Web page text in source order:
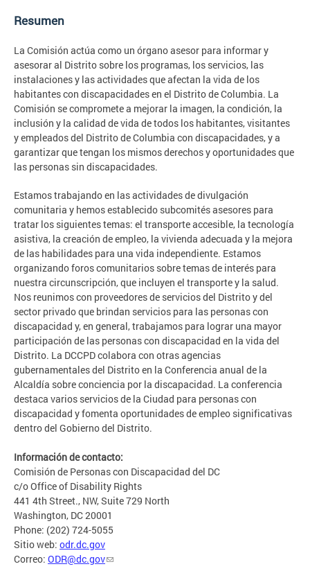
Resumen
La Comisión actúa como un órgano asesor para informar y
asesorar al Distrito sobre los programas, los servicios, las
instalaciones y las actividades que afectan la vida de los
habitantes con discapacidades en el Distrito de Columbia. La
Comisión se compromete a mejorar la imagen, la condición, la
inclusión y la calidad de vida de todos los habitantes, visitantes
y empleados del Distrito de Columbia con discapacidades, y a
garantizar que tengan los mismos derechos y oportunidades que
las personas sin discapacidades.
Estamos trabajando en las actividades de divulgación
comunitaria y hemos establecido subcomités asesores para
tratar los siguientes temas: el transporte accesible, la tecnología
asistiva, la creación de empleo, la vivienda adecuada y la mejora
de las habilidades para una vida independiente. Estamos
organizando foros comunitarios sobre temas de interés para
nuestra circunscripción, que incluyen el transporte y la salud.
Nos reunimos con proveedores de servicios del Distrito y del
sector privado que brindan servicios para las personas con
discapacidad y, en general, trabajamos para lograr una mayor
participación de las personas con discapacidad en la vida del
Distrito. La DCCPD colabora con otras agencias
gubernamentales del Distrito en la Conferencia anual de la
Alcaldía sobre conciencia por la discapacidad. La conferencia
destaca varios servicios de la Ciudad para personas con
discapacidad y fomenta oportunidades de empleo significativas
dentro del Gobierno del Distrito.
Información de contacto:
Comisión de Personas con Discapacidad del DC
c/o Office of Disability Rights
441 4th Street., NW, Suite 729 North
Washington, DC 20001
Phone: (202) 724-5055
Sitio web: odr.dc.gov
Correo: ODR@dc.gov